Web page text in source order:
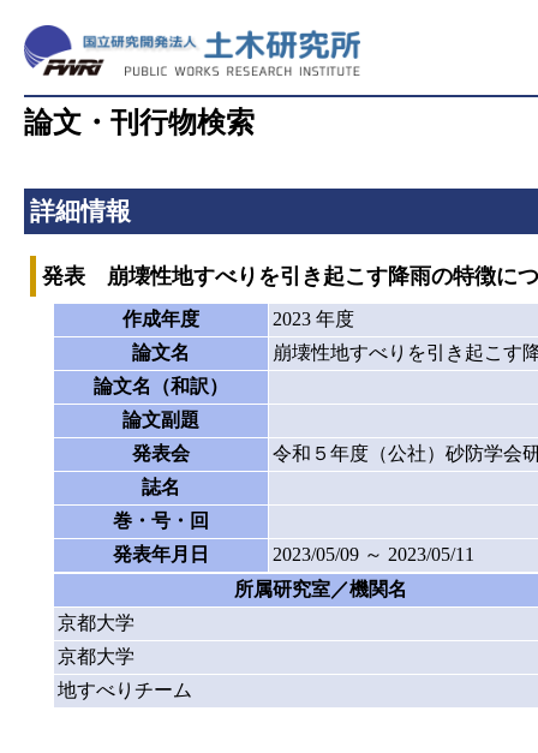
論文・刊行物検索
詳細情報
発表 崩壊性地すべりを引き起こす降雨の特徴に
作成年度
2023 年度
論文名
崩壊性地すべりを引き起こす
論文名（和訳）
論文副題
発表会
令和５年度（公社）砂防学会
誌名
巻・号・回
発表年月日
2023/05/09 ～ 2023/05/11
所属研究室／機関名
京都大学
京都大学
地すべりチーム